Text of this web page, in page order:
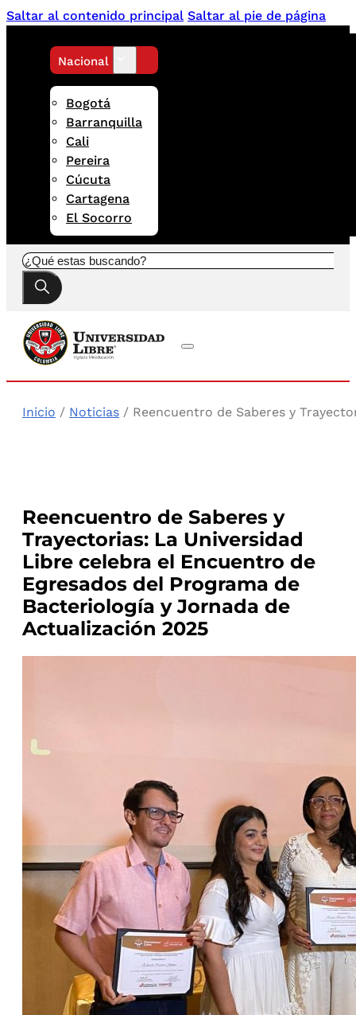
Saltar al contenido principal Saltar al pie de página
Nacional
Bogotá
Barranquilla
Cali
Pereira
Cúcuta
Cartagena
El Socorro
Buscar
Inicio / Noticias / Reencuentro de Saberes y
Reencuentro de Saberes y
Trayectorias: La Universidad
Libre celebra el Encuentro de
Egresados del Programa de
Bacteriología y Jornada de
Actualización 2025